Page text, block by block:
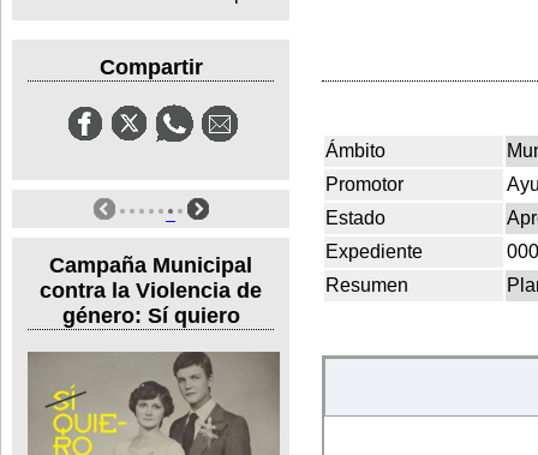
Compartir
Campaña Municipal
contra la Violencia de
género: Sí quiero
Ámbito
Promotor
Estado
Expediente
Resumen